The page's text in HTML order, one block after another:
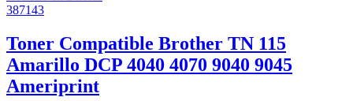
387143
Toner Compatible Brother TN 115
Amarillo DCP 4040 4070 9040 9045
Ameriprint